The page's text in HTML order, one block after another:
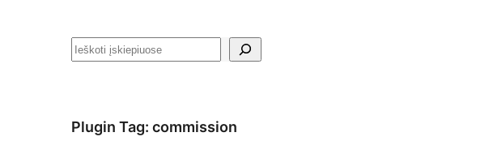
Paieška
Plugin Tag: commission